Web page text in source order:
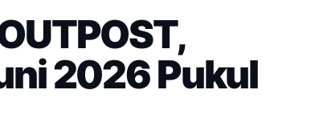
2026 Pukul